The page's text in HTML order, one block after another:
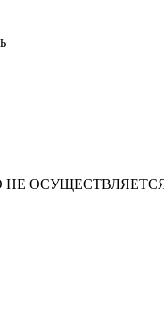
НЕ